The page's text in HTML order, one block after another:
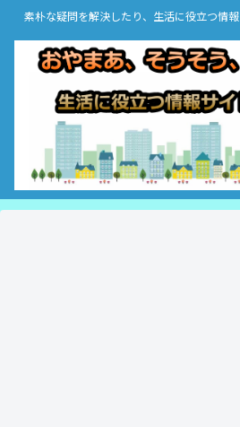
素朴な疑問を解決したり、生活に役立つ情報